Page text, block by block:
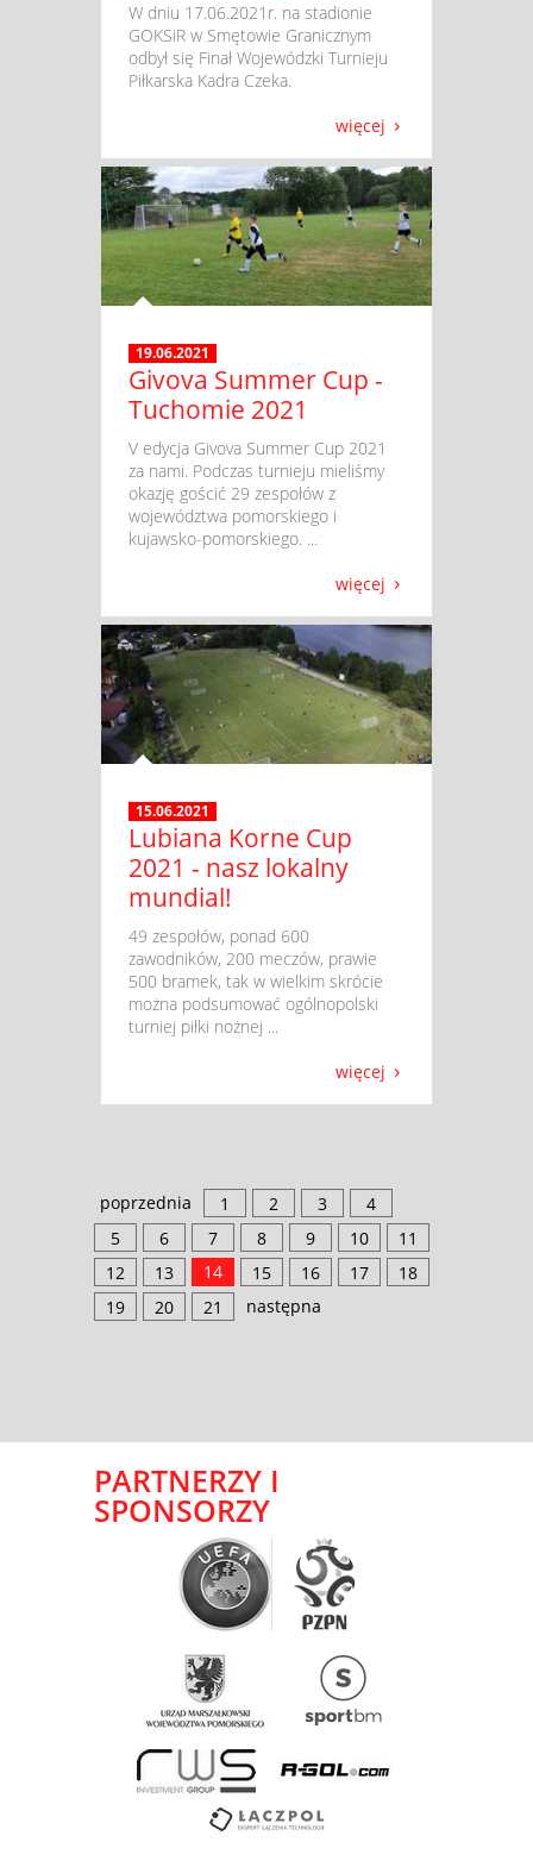
​ W dniu 17.06.2021r. na stadionie
GOKSiR w Smętowie Granicznym
odbył się Finał Wojewódzki Turnieju
Piłkarska Kadra Czeka.
więcej
19.06.2021
Givova Summer Cup -
Tuchomie 2021
​ V edycja Givova Summer Cup 2021
za nami. Podczas turnieju mieliśmy
okazję gościć 29 zespołów z
województwa pomorskiego i
kujawsko-pomorskiego. ...
więcej
15.06.2021
Lubiana Korne Cup
2021 - nasz lokalny
mundial!
​ 49 zespołów, ponad 600
zawodników, 200 meczów, prawie
500 bramek, tak w wielkim skrócie
można podsumować ogólnopolski
turniej piłki nożnej ...
więcej
poprzednia 1 2 3
4
5
6 7 8 9 10
11
12
13 14 15 16 17
18
19
20 21 następna
PARTNERZY I
SPONSORZY